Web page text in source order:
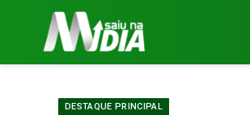
DESTAQUE PRINCIPAL